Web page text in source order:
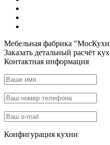
Мебельная фабрика
Заказать детальный расчёт
Контактная информация
Конфигурация кухни